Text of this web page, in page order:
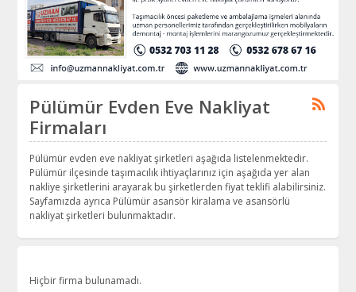
Pülümür Evden Eve Nakliyat
Firmaları
Pülümür evden eve nakliyat şirketleri aşağıda listelenmektedir.
Pülümür ilçesinde taşımacılık ihtiyaçlarınız için aşağıda yer alan
nakliye şirketlerini arayarak bu şirketlerden fiyat teklifi alabilirsiniz.
Sayfamızda ayrıca Pülümür asansör kiralama ve asansörlü
nakliyat şirketleri bulunmaktadır.
Hiçbir firma bulunamadı.